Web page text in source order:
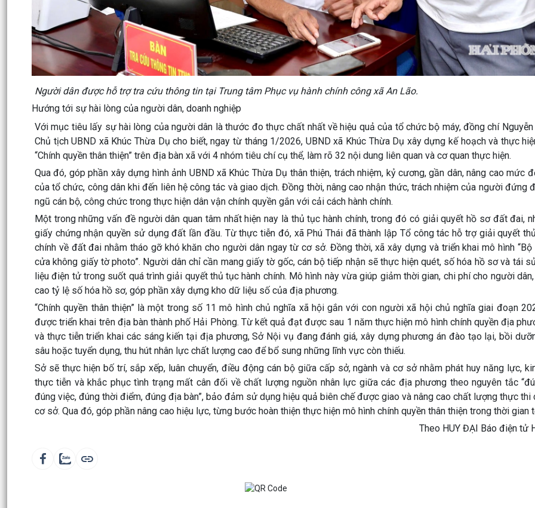
Người dân được hỗ trợ tra cứu thông tin tại Trung tâm Phục vụ hành chính công xã An Lão.
Hướng tới sự hài lòng của người dân, doanh nghiệp
Với mục tiêu lấy sự hài lòng của người dân là thước đo thực chất nhất về hiệu quả của tổ chức bộ máy, đồng chí Nguyễn
Chủ tịch UBND xã Khúc Thừa Dụ cho biết, ngay từ tháng 1/2026, UBND xã Khúc Thừa Dụ xây dựng kế hoạch và thực
“Chính quyền thân thiện” trên địa bàn xã với 4 nhóm tiêu chí cụ thể, làm rõ 32 nội dung liên quan và cơ quan thực hiện.
Qua đó, góp phần xây dựng hình ảnh UBND xã Khúc Thừa Dụ thân thiện, trách nhiệm, kỷ cương, gần dân, nâng cao mức
của tổ chức, công dân khi đến liên hệ công tác và giao dịch. Đồng thời, nâng cao nhận thức, trách nhiệm của người đứng
ngũ cán bộ, công chức trong thực hiện dân vận chính quyền gắn với cải cách hành chính.
Một trong những vấn đề người dân quan tâm nhất hiện nay là thủ tục hành chính, trong đó có giải quyết hồ sơ đất đai,
giấy chứng nhận quyền sử dụng đất lần đầu. Từ thực tiễn đó, xã Phú Thái đã thành lập Tổ công tác hỗ trợ giải quyết
chính về đất đai nhằm tháo gỡ khó khăn cho người dân ngay từ cơ sở. Đồng thời, xã xây dựng và triển khai mô hình “Bộ
cửa không giấy tờ photo”. Người dân chỉ cần mang giấy tờ gốc, cán bộ tiếp nhận sẽ thực hiện quét, số hóa hồ sơ và tái
liệu điện tử trong suốt quá trình giải quyết thủ tục hành chính. Mô hình này vừa giúp giảm thời gian, chi phí cho người
cao tỷ lệ số hóa hồ sơ, góp phần xây dựng kho dữ liệu số của địa phương.
“Chính quyền thân thiện” là một trong số 11 mô hình chủ nghĩa xã hội gắn với con người xã hội chủ nghĩa giai đoạn
được triển khai trên địa bàn thành phố Hải Phòng. Từ kết quả đạt được sau 1 năm thực hiện mô hình chính quyền địa
và thực tiễn triển khai các sáng kiến tại địa phương, Sở Nội vụ đang đánh giá, xây dựng phương án đào tạo lại, bồi
sâu hoặc tuyển dụng, thu hút nhân lực chất lượng cao để bổ sung những lĩnh vực còn thiếu.
Sở sẽ thực hiện bố trí, sắp xếp, luân chuyển, điều động cán bộ giữa cấp sở, ngành và cơ sở nhằm phát huy năng lực,
thực tiễn và khắc phục tình trạng mất cân đối về chất lượng nguồn nhân lực giữa các địa phương theo nguyên tắc
đúng việc, đúng thời điểm, đúng địa bàn”, bảo đảm sử dụng hiệu quả biên chế được giao và nâng cao chất lượng thực thi
cơ sở. Qua đó, góp phần nâng cao hiệu lực, từng bước hoàn thiện thực hiện mô hình chính quyền thân thiện trong thời gian
Theo HUY ĐẠI Báo điện tử